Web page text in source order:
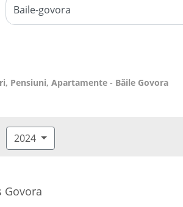
Pensiuni, Apartamente - Băile Govora
2024
Govora